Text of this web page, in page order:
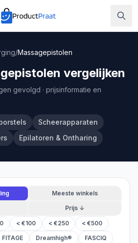
/Massagepistolen
vergelijken
gevolgd · prijsinformatie en
Scheerapparaten
Epilatoren & Ontharing
Meeste winkels
Prijs ↓
< €100 < €250
< €500
FITAGE Dreamhigh®
FASCIQ